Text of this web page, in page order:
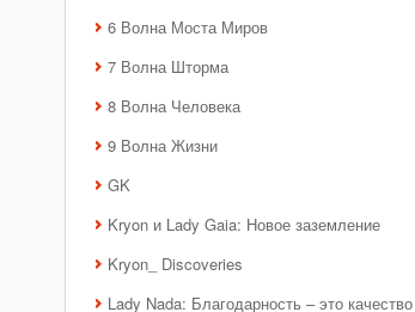
6 Волна Моста Миров
7 Волна Шторма
8 Волна Человека
9 Волна Жизни
GK
Kryon и Lady Gaia: Новое заземление
Kryon_ Discoveries
Lady Nada: Благодарность – это качество